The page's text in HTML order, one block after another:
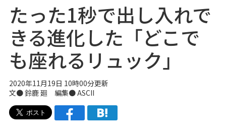
t
i
o
たった1秒で出し入れで
きる進化した「どこで
も座れるリュック」
2020年11月19日 10時00分更新
文● 鈴鹿 廻 編集● ASCII